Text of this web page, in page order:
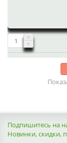
Подпишитесь на
Новинки, скидки,